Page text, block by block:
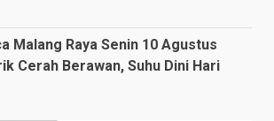
Malang Raya Senin 10 Agustus
Cerah Berawan, Suhu Dini Hari